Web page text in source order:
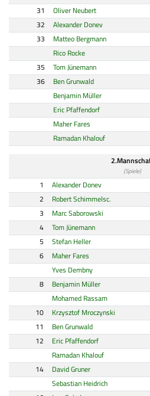
31
Oliver Neubert
32
Alexander Donev
33
Matteo Bergmann
Rico Rocke
35
Tom Jünemann
36
Ben Grunwald
Benjamin Müller
Eric Pfaffendorf
Maher Fares
Ramadan Khalouf
(Spiele)
1 Alexander Donev
2
Robert Schimmelsc.
3
Marc Saborowski
4
Tom Jünemann
5
Stefan Heller
6
Maher Fares
Yves Dembny
8
Benjamin Müller
Mohamed Rassam
10
Krzysztof Mroczynski
11
Ben Grunwald
12
Eric Pfaffendorf
Ramadan Khalouf
14
David Gruner
Sebastian Heidrich